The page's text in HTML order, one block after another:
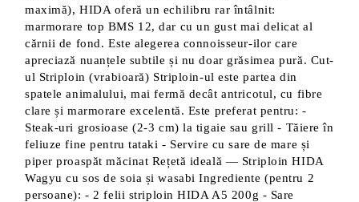
maximă), HIDA oferă un echilibru rar întâlnit:
marmorare top BMS 12, dar cu un gust mai delicat al
cărnii de fond. Este alegerea connoisseur-ilor care
apreciază nuanțele subtile și nu doar grăsimea pură. Cut-
ul Striploin (vrabioară) Striploin-ul este partea din
spatele animalului, mai fermă decât antricotul, cu fibre
clare și marmorare excelentă. Este preferat pentru: -
Steak-uri grosioase (2-3 cm) la tigaie sau grill - Tăiere în
feliuze fine pentru tataki - Servire cu sare de mare și
piper proaspăt măcinat Rețetă ideală — Striploin HIDA
Wagyu cu sos de soia și wasabi Ingrediente (pentru 2
persoane): - 2 felii striploin HIDA A5 200g - Sare